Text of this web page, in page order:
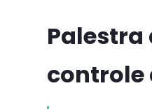
Palestra
controle